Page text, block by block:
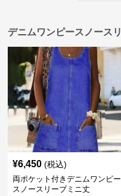
デニムワンピースノース
¥6,450 (税込)
両ポケット付きデニムワンピー
スノースリーブミニ丈